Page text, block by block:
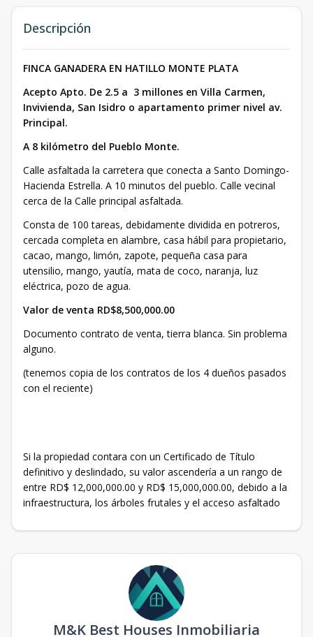
Descripción
FINCA GANADERA EN HATILLO MONTE PLATA
Acepto Apto. De 2.5 a 3 millones en Villa Carmen,
Invivienda, San Isidro o apartamento primer nivel av.
Principal.
A 8 kilómetro del Pueblo Monte.
Calle asfaltada la carretera que conecta a Santo Domingo-
Hacienda Estrella. A 10 minutos del pueblo. Calle vecinal
cerca de la Calle principal asfaltada.
Consta de 100 tareas, debidamente dividida en potreros,
cercada completa en alambre, casa hábil para propietario,
cacao, mango, limón, zapote, pequeña casa para
utensilio, mango, yautía, mata de coco, naranja, luz
eléctrica, pozo de agua.
Valor de venta RD$8,500,000.00
Documento contrato de venta, tierra blanca. Sin problema
alguno.
(tenemos copia de los contratos de los 4 dueños pasados
con el reciente)
Si la propiedad contara con un Certificado de Título
definitivo y deslindado, su valor ascendería a un rango de
entre RD$ 12,000,000.00 y RD$ 15,000,000.00, debido a la
infraestructura, los árboles frutales y el acceso asfaltado
M&K Best Houses Inmobiliaria